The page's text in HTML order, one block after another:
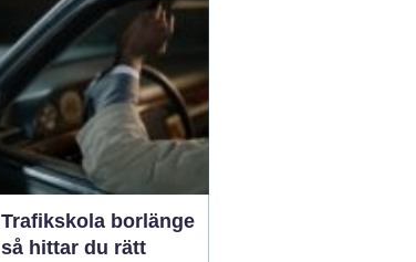
utrustning och ...
Trafikskola borlänge
så hittar du rätt